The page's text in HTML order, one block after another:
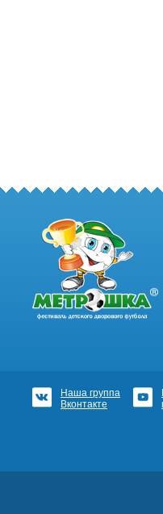
Наша группа
Вконтакте